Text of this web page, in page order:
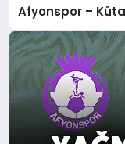
Afyonspor –